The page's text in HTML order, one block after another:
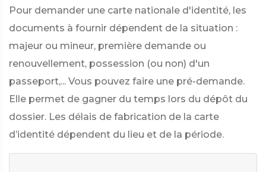
Pour demander une carte nationale d'identité, les
documents à fournir dépendent de la situation :
majeur ou mineur, première demande ou
renouvellement, possession (ou non) d'un
passeport,... Vous pouvez faire une pré-demande.
Elle permet de gagner du temps lors du dépôt du
dossier. Les délais de fabrication de la carte
d’identité dépendent du lieu et de la période.